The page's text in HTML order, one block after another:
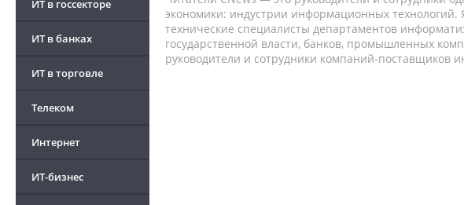
ИТ в госсекторе
ИТ в банках
ИТ в торговле
Телеком
Интернет
ИТ-бизнес
экономики: индустрии информационных
технические специалисты департаментов
государственной власти, банков, промышленных
руководители и сотрудники компаний-поставщиков